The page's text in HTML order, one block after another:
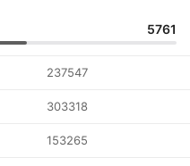
5761
237547
303318
153265